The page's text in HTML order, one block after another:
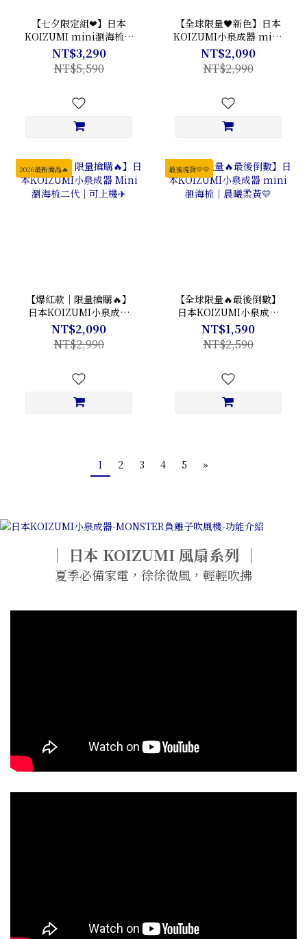
【七夕限定組❤】日本
KOIZUMI mini瀏海梳一
代＋二代｜通勤旅行雙機
組
NT$3,290
NT$5,590
【全球限量🖤新色】日本
KOIZUMI小泉成器 mini
瀏海梳二代｜最後現貨💗
NT$2,090
NT$2,990
2026最新商品🔥
【爆紅款｜限量搶購🔥】
日本KOIZUMI小泉成器
Mini瀏海梳二代｜可上機
✈
NT$2,090
NT$2,990
最後現貨💛💛
【全球限量🔥最後倒數】
日本KOIZUMI小泉成器
mini瀏海梳｜晨曦柔黃💛
NT$1,590
NT$2,590
1 2 3 4 5 »
｜ 日本 KOIZUMI 風扇系列 ｜
夏季必備家電，徐徐微風，輕輕吹拂